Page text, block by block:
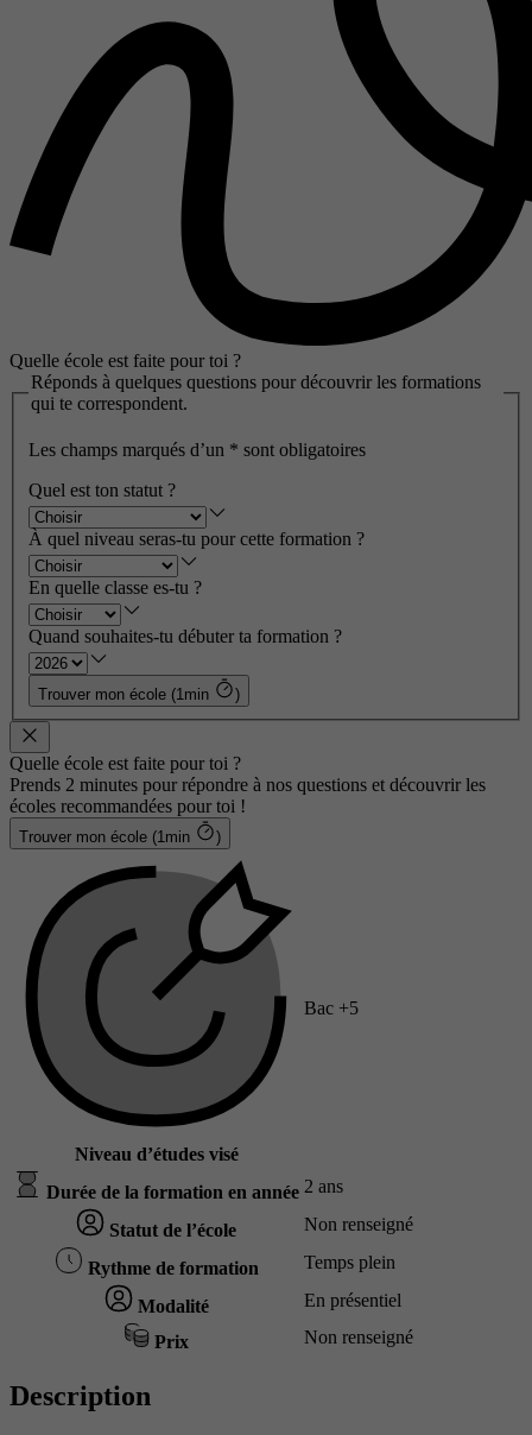
Quelle école est faite pour toi ?
Réponds à quelques questions pour découvrir les formations
qui te correspondent.
Les champs marqués d’un * sont obligatoires
Quel est ton statut ?
À quel niveau seras-tu pour cette formation ?
En quelle classe es-tu ?
Quand souhaites-tu débuter ta formation ?
Trouver mon école (1min )
Quelle école est faite pour toi ?
Prends 2 minutes pour répondre à nos questions et découvrir les
écoles recommandées pour toi !
Trouver mon école (1min )
Niveau d’études visé
Bac +5
Durée de la formation en année 2 ans
Statut de l’école Non renseigné
Rythme de formation Temps plein
Modalité En présentiel
Prix Non renseigné
Description